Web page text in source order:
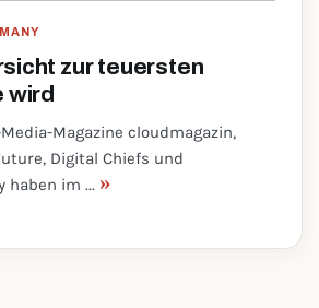
zur teuersten
wird
Magazine cloudmagazin,
Digital Chiefs und
haben im ... »